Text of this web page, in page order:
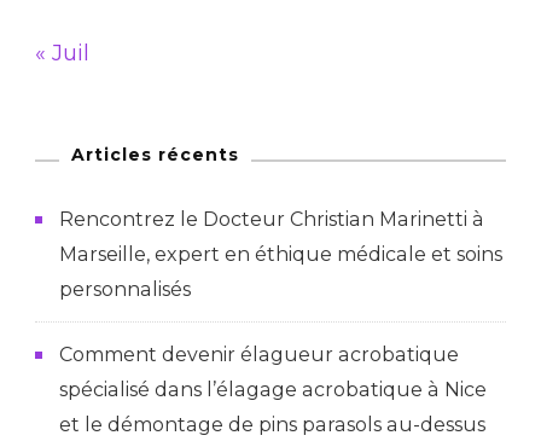
« Juil
Articles récents
Rencontrez le Docteur Christian Marinetti à
Marseille, expert en éthique médicale et soins
personnalisés
Comment devenir élagueur acrobatique
spécialisé dans l’élagage acrobatique à Nice
et le démontage de pins parasols au-dessus